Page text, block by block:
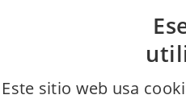
Este sitio web usa